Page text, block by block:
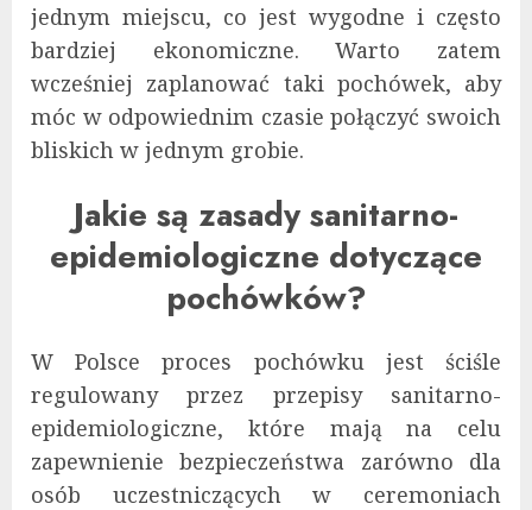
jednym miejscu, co jest wygodne i często
bardziej ekonomiczne. Warto zatem
wcześniej zaplanować taki pochówek, aby
móc w odpowiednim czasie połączyć swoich
bliskich w jednym grobie.
Jakie są zasady sanitarno-
epidemiologiczne dotyczące
pochówków?
W Polsce proces pochówku jest ściśle
regulowany przez przepisy sanitarno-
epidemiologiczne, które mają na celu
zapewnienie bezpieczeństwa zarówno dla
osób uczestniczących w ceremoniach